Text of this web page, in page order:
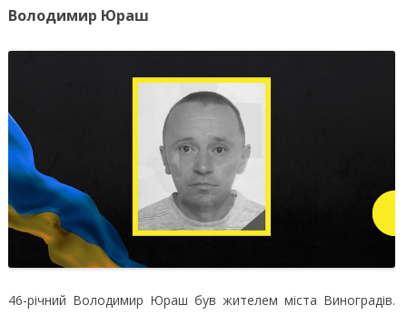
Володимир Юраш
46-річний Володимир Юраш був жителем міста Виноградів.